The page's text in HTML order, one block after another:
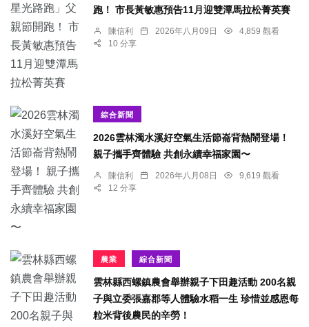
跑！ 市長黃敏惠預告11月迎雙潭馬拉松菁英賽
陳信利 2026年八月09日
4,859 觀看
10 分享
綜合新聞
2026雲林濁水溪好空氣生活節崙背熱鬧登場！
親子攜手齊體驗 共創永續幸福家園〜
陳信利 2026年八月08日
9,619 觀看
12 分享
農業 綜合新聞
雲林縣西螺鎮農會舉辦親子下田趣活動 200名親
子與立委張嘉郡等人體驗水稻一生 珍惜並感恩每
粒米背後農民的辛勞！